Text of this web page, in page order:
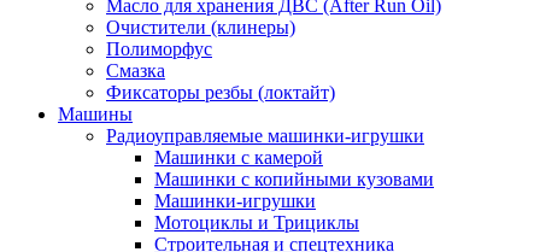
Масло для хранения ДВС (After Run Oil)
Очистители (клинеры)
Полиморфус
Смазка
Фиксаторы резбы (локтайт)
Машины
Радиоуправляемые машинки-игрушки
Машинки с камерой
Машинки с копийными кузовами
Машинки-игрушки
Мотоциклы и Трициклы
Строительная и спецтехника